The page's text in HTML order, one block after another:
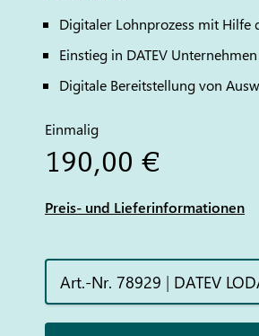
Digitaler Lohnprozess mit Hilfe
Einstieg in DATEV
Digitale Bereitstellung von
Einmalig
190,00 €
Preis- und Lieferinformationen
Art.-Nr. 78929 | DATEV